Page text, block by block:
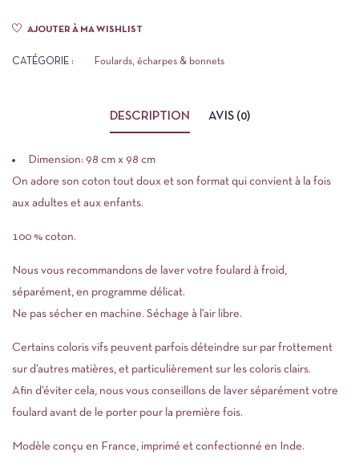
AJOUTER À MA WISHLIST
CATÉGORIE : Foulards, écharpes & bonnets
DESCRIPTION AVIS (0)
Dimension: 98 cm x 98 cm
On adore son coton tout doux et son format qui convient à la fois
aux adultes et aux enfants.
100 % coton.
Nous vous recommandons de laver votre foulard à froid,
séparément, en programme délicat.
Ne pas sécher en machine. Séchage à l’air libre.
Certains coloris vifs peuvent parfois déteindre sur par frottement
sur d’autres matières, et particulièrement sur les coloris clairs.
Afin d’éviter cela, nous vous conseillons de laver séparément votre
foulard avant de le porter pour la première fois.
Modèle conçu en France, imprimé et confectionné en Inde.